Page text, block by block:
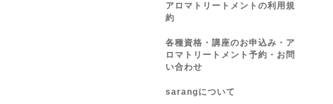
アロマトリートメントの利用規
約
各種資格・講座のお申込み・ア
ロマトリートメント予約・お問
い合わせ
sarangについて